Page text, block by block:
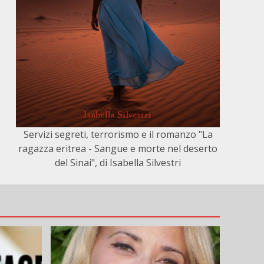
Servizi segreti, terrorismo e il romanzo "La
ragazza eritrea - Sangue e morte nel deserto
del Sinai", di Isabella Silvestri